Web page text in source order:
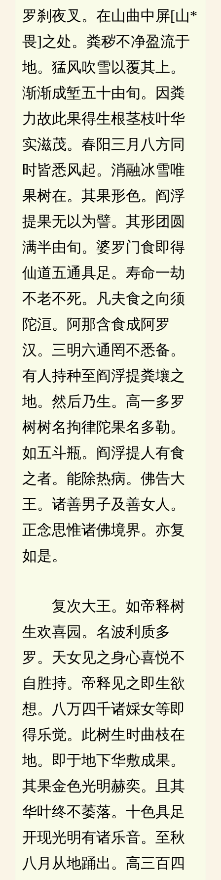
罗刹夜叉。在山曲中屏[山*
畏]之处。粪秽不净盈流于
地。猛风吹雪以覆其上。
渐渐成堑五十由旬。因粪
力故此果得生根茎枝叶华
实滋茂。春阳三月八方同
时皆悉风起。消融冰雪唯
果树在。其果形色。阎浮
提果无以为譬。其形团圆
满半由旬。婆罗门食即得
仙道五通具足。寿命一劫
不老不死。凡夫食之向须
陀洹。阿那含食成阿罗
汉。三明六通罔不悉备。
有人持种至阎浮提粪壤之
地。然后乃生。高一多罗
树树名拘律陀果名多勒。
如五斗瓶。阎浮提人有食
之者。能除热病。佛告大
王。诸善男子及善女人。
正念思惟诸佛境界。亦复
如是。
复次大王。如帝释树
生欢喜园。名波利质多
罗。天女见之身心喜悦不
自胜持。帝释见之即生欲
想。八万四千诸婇女等即
得乐觉。此树生时曲枝在
地。即于地下华敷成果。
其果金色光明赫奕。且其
华叶终不萎落。十色具足
开现光明有诸乐音。至秋
八月从地踊出。高三百四